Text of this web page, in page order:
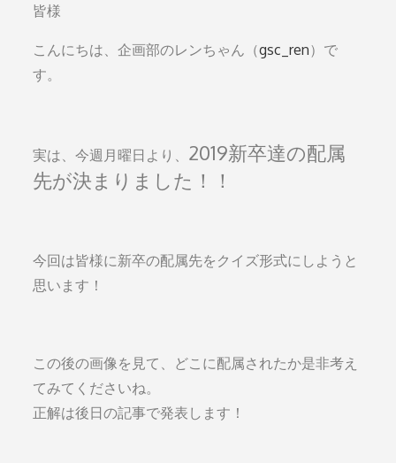
皆様
こんにちは、企画部のレンちゃん（gsc_ren）で
す。
実は、今週月曜日より、 2019新卒達の配属
先が決まりました！！
今回は皆様に新卒の配属先をクイズ形式にしようと
思います！
この後の画像を見て、どこに配属されたか是非考え
てみてくださいね。
正解は後日の記事で発表します！